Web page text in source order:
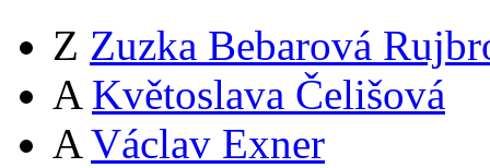
Z Zuzka Bebarová
A Květoslava Čelišová
A Václav Exner